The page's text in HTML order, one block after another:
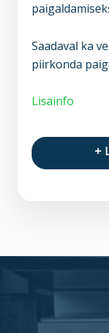
Saadaval ka
piirkonda
Lisainfo
+